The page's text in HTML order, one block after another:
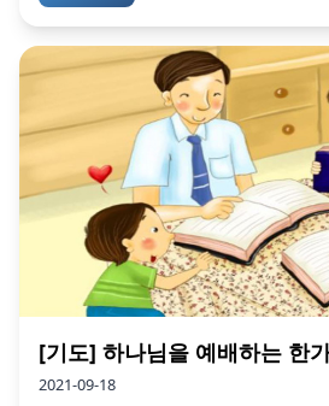
[기도] 하나님을 예배하는 한
2021-09-18